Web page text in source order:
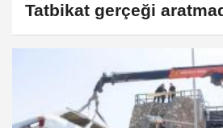
Tatbikat gerçeği